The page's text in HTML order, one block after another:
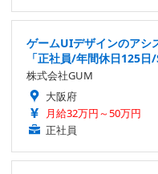
ゲームUIデザインのアシ
「正社員/年間休日125
株式会社GUM
大阪府
月給32万円～50万円
正社員